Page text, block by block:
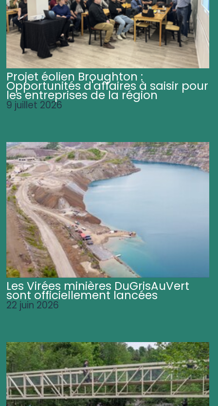
Projet éolien Broughton :
Opportunités d'affaires à saisir pour
les entreprises de la région
9 juillet 2026
Les Virées minières DuGrisAuVert
sont officiellement lancées
22 juin 2026